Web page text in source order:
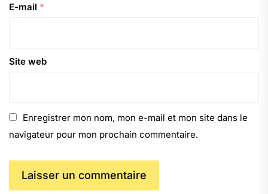
E-mail *
Site web
Enregistrer mon nom, mon e-mail et mon site dans le
navigateur pour mon prochain commentaire.